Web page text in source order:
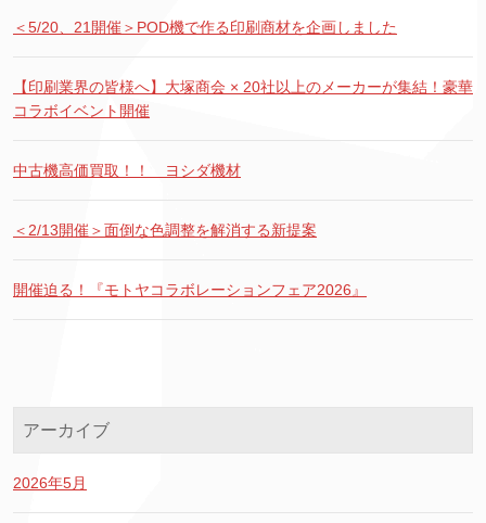
＜5/20、21開催＞POD機で作る印刷商材を企画しました
【印刷業界の皆様へ】大塚商会 × 20社以上のメーカーが集結！豪華
コラボイベント開催
中古機高価買取！！ ヨシダ機材
＜2/13開催＞面倒な色調整を解消する新提案
開催迫る！『モトヤコラボレーションフェア2026』
アーカイブ
2026年5月